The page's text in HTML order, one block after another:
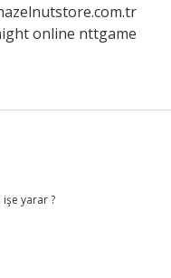
online nttgame
yarar ?